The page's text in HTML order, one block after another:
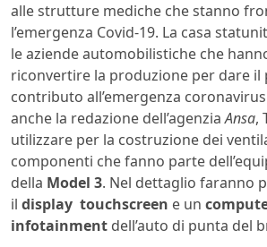
alle strutture mediche che stanno
l’emergenza Covid-19. La casa
le aziende automobilistiche che
riconvertire la produzione per dare il
contributo all’emergenza
anche la redazione dell’agenziaAnsa,
utilizzare per la costruzione dei
componenti che fanno parte
della Model 3. Nel dettaglio faranno
il display touchscreen e un
infotainment dell’auto di punta del